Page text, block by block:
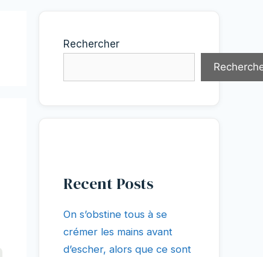
Rechercher
Recent Posts
On s’obstine tous à se
crémer les mains avant
d’escher, alors que ce sont